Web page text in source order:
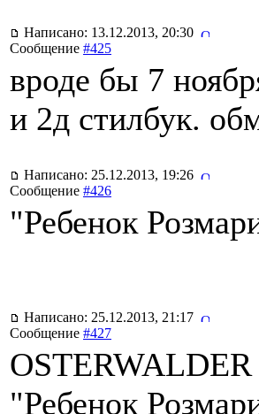
Написано: 13.12.2013, 20:30
Сообщение #425
вроде бы 7
и 2д стилбук.
Написано: 25.12.2013, 19:26
Сообщение #426
"Ребенок
Написано: 25.12.2013, 21:17
Сообщение #427
"Ребенок